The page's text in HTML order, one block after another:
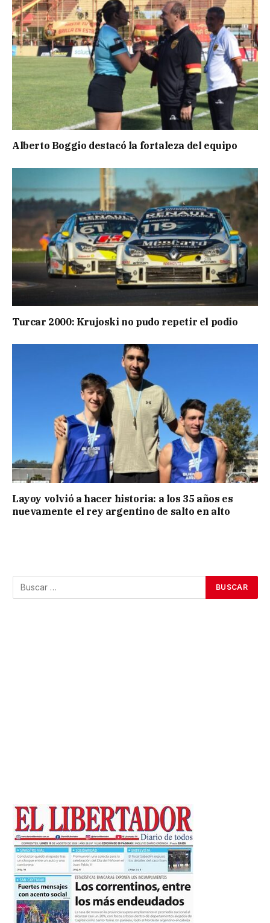
Alberto Boggio destacó la fortaleza del equipo
Turcar 2000: Krujoski no pudo repetir el podio
Layoy volvió a hacer historia: a los 35 años es
nuevamente el rey argentino de salto en alto